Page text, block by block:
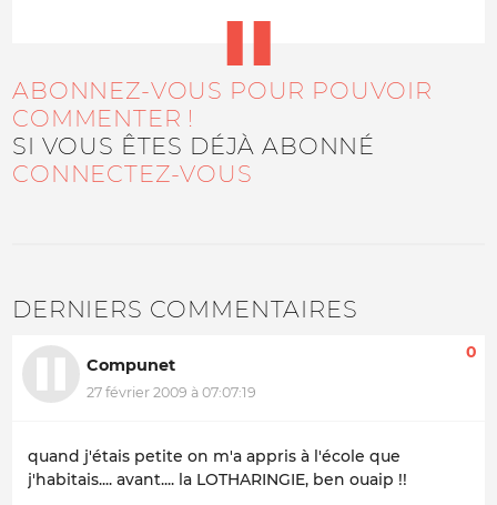
ABONNEZ-VOUS POUR POUVOIR
COMMENTER !
SI VOUS ÊTES DÉJÀ ABONNÉ
CONNECTEZ-VOUS
DERNIERS COMMENTAIRES
Compunet
27 février 2009 à 07:07:19
0
quand j'étais petite on m'a appris à l'école que
j'habitais.... avant.... la LOTHARINGIE, ben ouaip !!